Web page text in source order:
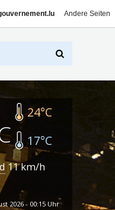
Andere Seiten
24°C
17°C
11km/h
2026 - 00:15 Uhr